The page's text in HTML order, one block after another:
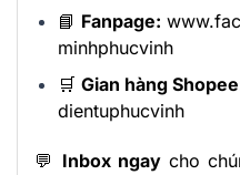
📘 Fanpage:
minhphucvinh
🛒 Gian hàng
dientuphucvinh
💬 Inbox ngay cho